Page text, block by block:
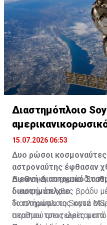
Διαβάστε επίσης:
Διαστημόπλοιο
15.07.2026 06:53
Δυο ρώσοι κοσμοναύτες
αστροναύτης έφθασαν
Διεθνή Διαστημικό
διαστημόπλοιο.
Η ρωσική υπηρεσία
διευκρίνισε χθες βράδυ
διαστημόπλοιο Soyuz
περίπου τρεις ώρες
Το πλήρωμα της κατά
σταθμού αποτελείται